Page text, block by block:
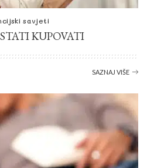
savjeti
KUPOVATI
SAZNAJ VIŠE